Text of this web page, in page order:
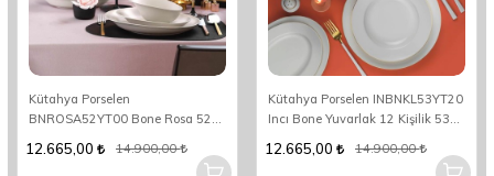
Kütahya Porselen
BNROSA52YT00 Bone Rosa 52
12.665,00 14.900,00
Kütahya Porselen INBNKL53YT20
Incı Bone Yuvarlak 12 Kişilik 53
12.665,00 14.900,00